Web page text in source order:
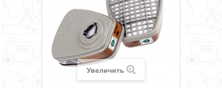
Увеличить